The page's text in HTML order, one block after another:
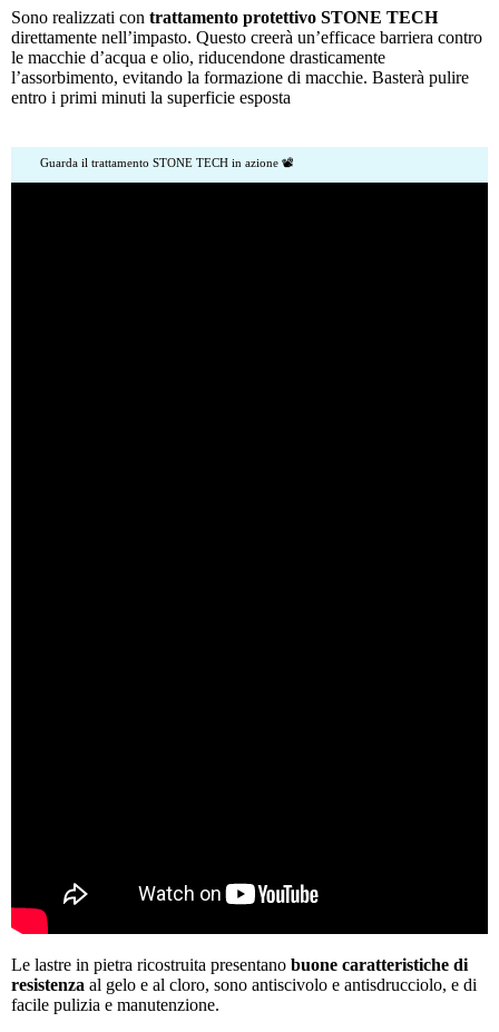
Sono realizzati con trattamento protettivo STONE TECH
direttamente nell’impasto. Questo creerà un’efficace barriera contro
le macchie d’acqua e olio, riducendone drasticamente
l’assorbimento, evitando la formazione di macchie. Basterà pulire
entro i primi minuti la superficie esposta
Guarda il trattamento STONE TECH in azione 📽
Le lastre in pietra ricostruita presentano buone caratteristiche di
resistenza al gelo e al cloro, sono antiscivolo e antisdrucciolo, e di
facile pulizia e manutenzione.